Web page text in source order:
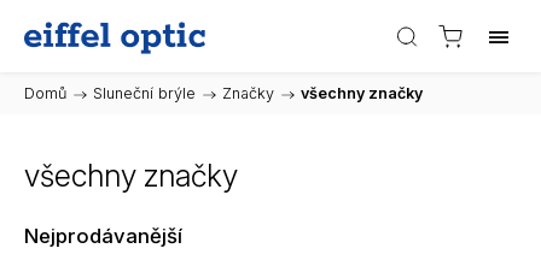
Domů / Sluneční brýle / Značky / všechny značky
všechny značky
Nejprodávanější